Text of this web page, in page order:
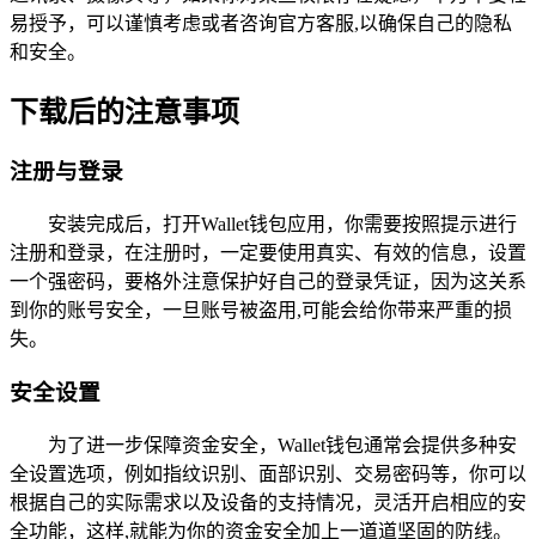
易授予，可以谨慎考虑或者咨询官方客服,以确保自己的隐私
和安全。
下载后的注意事项
注册与登录
安装完成后，打开Wallet钱包应用，你需要按照提示进行
注册和登录，在注册时，一定要使用真实、有效的信息，设置
一个强密码，要格外注意保护好自己的登录凭证，因为这关系
到你的账号安全，一旦账号被盗用,可能会给你带来严重的损
失。
安全设置
为了进一步保障资金安全，Wallet钱包通常会提供多种安
全设置选项，例如指纹识别、面部识别、交易密码等，你可以
根据自己的实际需求以及设备的支持情况，灵活开启相应的安
全功能，这样,就能为你的资金安全加上一道道坚固的防线。